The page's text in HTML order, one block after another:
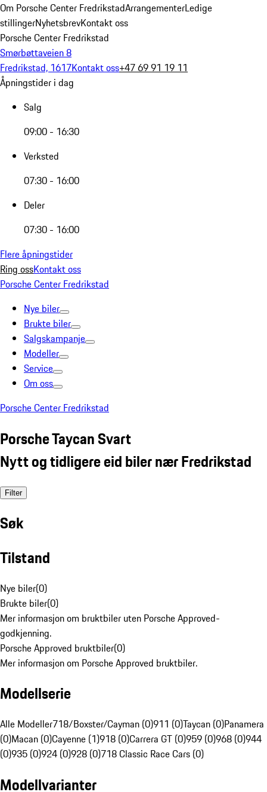
Om Porsche Center FredrikstadArrangementerLedige
stillingerNyhetsbrevKontakt oss
Porsche Center Fredrikstad
Smørbøttaveien 8
Fredrikstad, 1617Kontakt oss+47 69 91 19 11
Åpningstider i dag
Salg
09:00 - 16:30
Verksted
07:30 - 16:00
Deler
07:30 - 16:00
Flere åpningstider
Ring ossKontakt oss
Porsche Center Fredrikstad
Nye biler
Brukte biler
Salgskampanje
Modeller
Service
Om oss
Porsche Center Fredrikstad
Porsche Taycan Svart
Nytt og tidligere eid biler nær Fredrikstad
Filter
Søk
Tilstand
Nye biler(0)
Brukte biler(0)
Mer informasjon om bruktbiler uten Porsche Approved-
godkjenning.
Porsche Approved bruktbiler(0)
Mer informasjon om Porsche Approved bruktbiler.
Modellserie
Alle Modeller718/Boxster/Cayman (0)911 (0)Taycan (0)Panamera
(0)Macan (0)Cayenne (1)918 (0)Carrera GT (0)959 (0)968 (0)944
(0)935 (0)924 (0)928 (0)718 Classic Race Cars (0)
Modellvarianter